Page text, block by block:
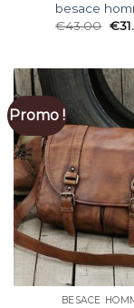
besace
€43.00 €
Promo !
BESACE